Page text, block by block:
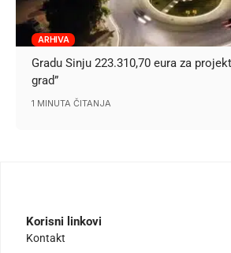
ARHIVA
Gradu Sinju 223.310,70 eura za
grad”
1 MINUTA ČITANJA
Korisni linkovi
Kontakt